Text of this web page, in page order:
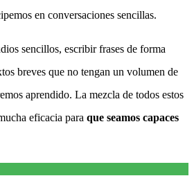
en conversaciones sencillas.
sencillos, escribir frases de forma
breves que no tengan un volumen de
aprendido. La mezcla de todos estos
eficacia para que seamos capaces